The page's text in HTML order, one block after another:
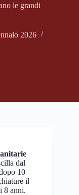
le grandi
2026
dal
10
il
8 anni.